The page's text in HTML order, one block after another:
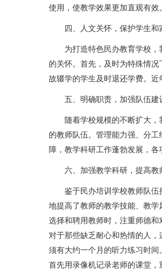
使用，使教学效果更加直观有效
四、人文关怀，保护学生和
为打造特色民办教育学校
的关怀。首先，及时为特殊情
故辍学的学生及时退还学费。近
五、明确职责，加强队伍建
随着学校规模的不断扩大
的教师队伍。管理能力强、分
障，教学科研工作蓬勃发展，各
六、加强教学科研，提高教
鉴于民办培训学校教师队
地提高了教师的教学技能、教
选择和聘用教师时，注重师德和
对于那些缺乏耐心和热情的人
须有大约一个月的听力练习时间
首先用录像机记录老师的课堂